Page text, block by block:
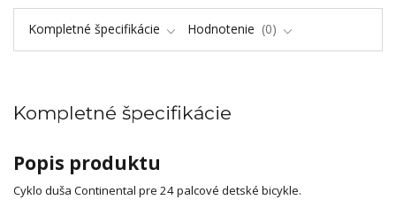
Kompletné špecifikácie Hodnotenie 0
Kompletné špecifikácie
Popis produktu
Cyklo duša Continental pre 24 palcové detské bicykle.